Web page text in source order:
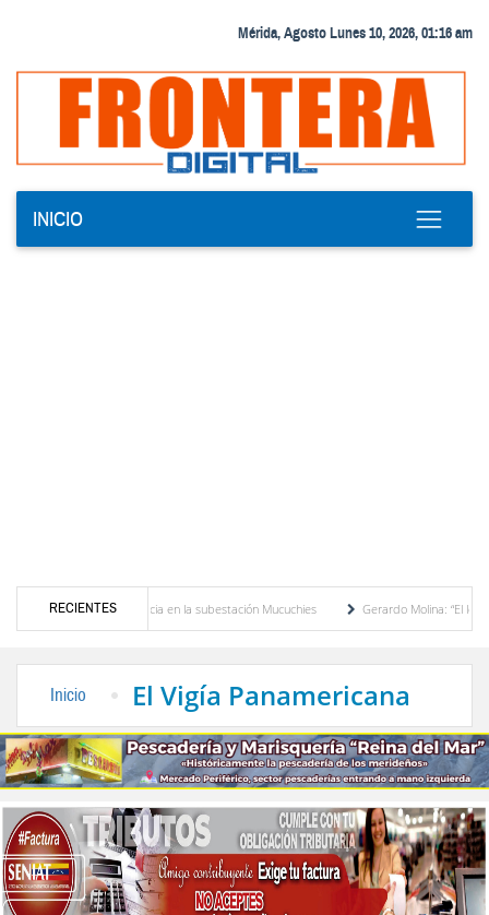
Mérida, Agosto Lunes 10, 2026, 01:16 am
INICIO
RECIENTES
de potencia en la subestación Mucuchies
Gerardo Molina: “El legado de
Inicio El Vigía Panamericana